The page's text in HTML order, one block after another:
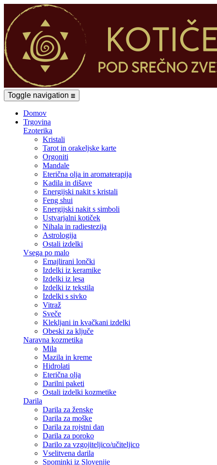
Toggle navigation ☰
Domov
Trgovina
Ezoterika
Kristali
Tarot in orakeljske karte
Orgoniti
Mandale
Eterična olja in aromaterapija
Kadila in dišave
Energijski nakit s kristali
Feng shui
Energijski nakit s simboli
Ustvarjalni kotiček
Nihala in radiestezija
Astrologija
Ostali izdelki
Vsega po malo
Emajlirani lončki
Izdelki iz keramike
Izdelki iz lesa
Izdelki iz tekstila
Izdelki s sivko
Vitraž
Sveče
Klekljani in kvačkani izdelki
Obeski za ključe
Naravna kozmetika
Mila
Mazila in kreme
Hidrolati
Eterična olja
Darilni paketi
Ostali izdelki kozmetike
Darila
Darila za ženske
Darila za moške
Darila za rojstni dan
Darila za poroko
Darilo za vzgojiteljico/učiteljico
Vselitvena darila
Spominki iz Slovenije